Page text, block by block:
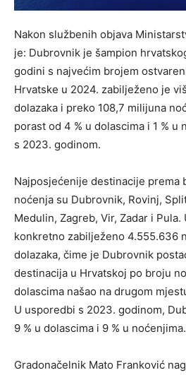
Nakon službenih objava
je: Dubrovnik je šampion
godini s najvećim brojem
Hrvatske u 2024. zabilježeno je
dolazaka i preko 108,7 milijuna
porast od 4 % u dolascima i 1 % u
s 2023. godinom.
Najposjećenije destinacije prema
noćenja su Dubrovnik, Rovinj,
Medulin, Zagreb, Vir, Zadar i
konkretno zabilježeno 4.555.636
dolazaka, čime je Dubrovnik
destinacija u Hrvatskoj po broju
dolascima našao na drugom
U usporedbi s 2023. godinom,
9 % u dolascima i 9 % u noćenjima.
Gradonačelnik Mato Franković